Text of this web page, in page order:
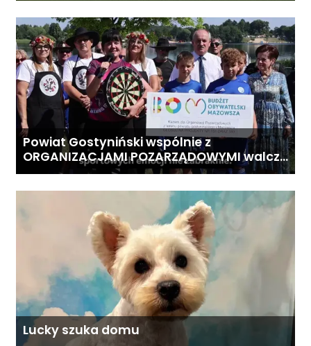
Powiat Gostyniński wspólnie z
ORGANIZACJAMI POZARZĄDOWYMI walczą
o środki z Budżetu Obywatelskiego
Lucky szuka domu